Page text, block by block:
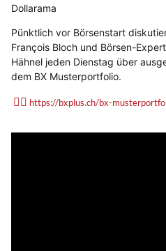
Dollarama
Pünktlich vor Börsenstart
François Bloch und Börsen-
Hähnel jeden Dienstag über
dem BX Musterportfolio.
👉🏽 https://bxplus.ch/bx-